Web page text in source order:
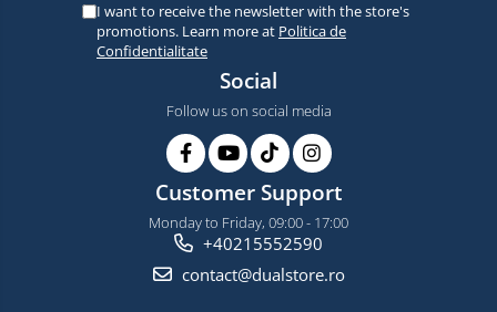
I want to receive the newsletter with the store's
promotions. Learn more at Politica de
Confidentialitate
Social
Follow us on social media
Customer Support
Monday to Friday, 09:00 - 17:00
+40215552590
contact@dualstore.ro